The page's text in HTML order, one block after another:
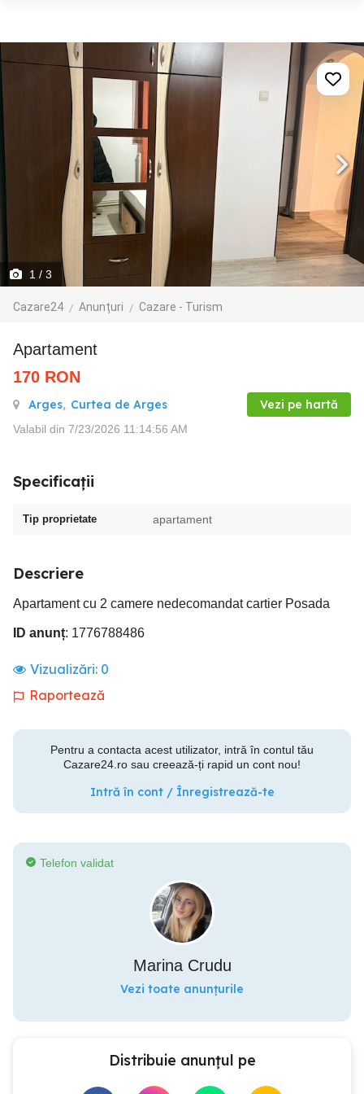
1 / 3
Cazare24 Anunțuri Cazare - Turism
Apartament
170 RON
Arges, Curtea de Arges Vezi pe hartă
Valabil din 7/23/2026 11:14:56 AM
Specificații
Tip proprietate apartament
Descriere
Apartament cu 2 camere nedecomandat cartier Posada
ID anunț: 1776788486
Vizualizări: 0
Raportează
Pentru a contacta acest utilizator, intră în contul tău
Cazare24.ro sau creează-ți rapid un cont nou!
Intră în cont / Înregistrează-te
Telefon validat
Marina Crudu
Vezi toate anunțurile
Distribuie anunțul pe